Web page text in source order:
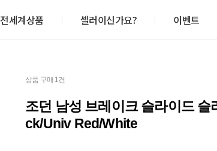
전세계상품 셀러이신가요? 이벤트
상품 구매 1건
조던 남성 브레이크 슬라이드 슬
ck/Univ Red/White